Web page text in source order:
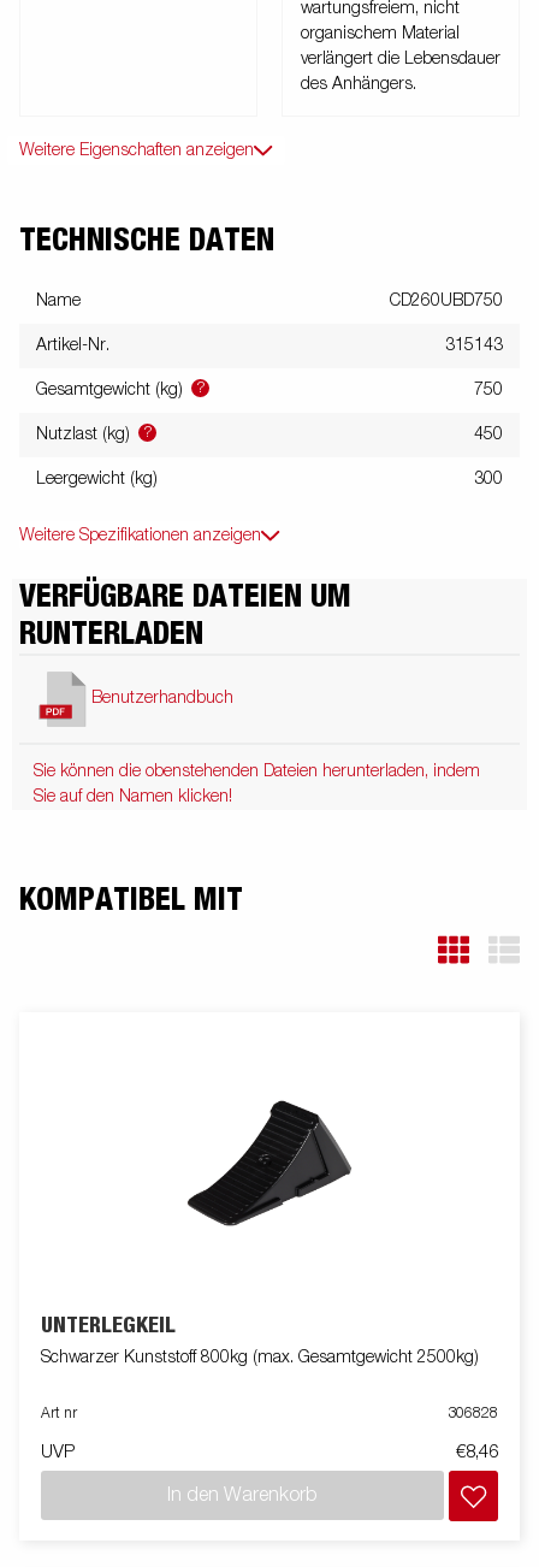
wartungsfreiem, nicht
organischem Material
verlängert die Lebensdauer
des Anhängers.
Weitere Eigenschaften anzeigen
TECHNISCHE DATEN
Name CD260UBD750
Artikel-Nr. 315143
Gesamtgewicht (kg) ? 750
Nutzlast (kg) ? 450
Leergewicht (kg) 300
Weitere Spezifikationen anzeigen
VERFÜGBARE DATEIEN UM
RUNTERLADEN
Benutzerhandbuch
Sie können die obenstehenden Dateien herunterladen, indem
Sie auf den Namen klicken!
KOMPATIBEL MIT
UNTERLEGKEIL
Schwarzer Kunststoff 800kg (max. Gesamtgewicht 2500kg)
Art nr 306828
UVP €8,46
In den Warenkorb